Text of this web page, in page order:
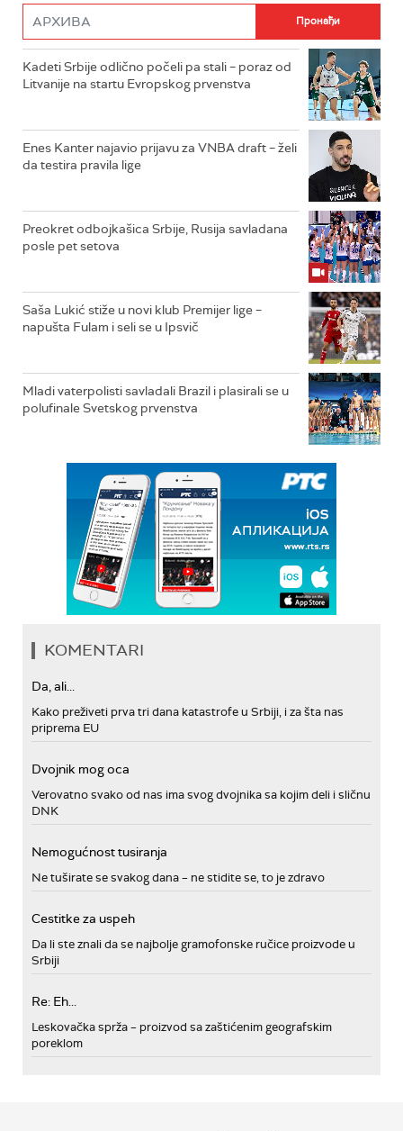
Kadeti Srbije odlično počeli pa stali – poraz od
Litvanije na startu Evropskog prvenstva
Enes Kanter najavio prijavu za VNBA draft – želi
da testira pravila lige
Preokret odbojkašica Srbije, Rusija savladana
posle pet setova
Saša Lukić stiže u novi klub Premijer lige –
napušta Fulam i seli se u Ipsvič
Mladi vaterpolisti savladali Brazil i plasirali se u
polufinale Svetskog prvenstva
KOMENTARI
Da, ali...
Kako preživeti prva tri dana katastrofe u Srbiji, i za šta nas
priprema EU
Dvojnik mog oca
Verovatno svako od nas ima svog dvojnika sa kojim deli i sličnu
DNK
Nemogućnost tusiranja
Ne tuširate se svakog dana – ne stidite se, to je zdravo
Cestitke za uspeh
Da li ste znali da se najbolje gramofonske ručice proizvode u
Srbiji
Re: Eh...
Leskovačka sprža – proizvod sa zaštićenim geografskim
poreklom